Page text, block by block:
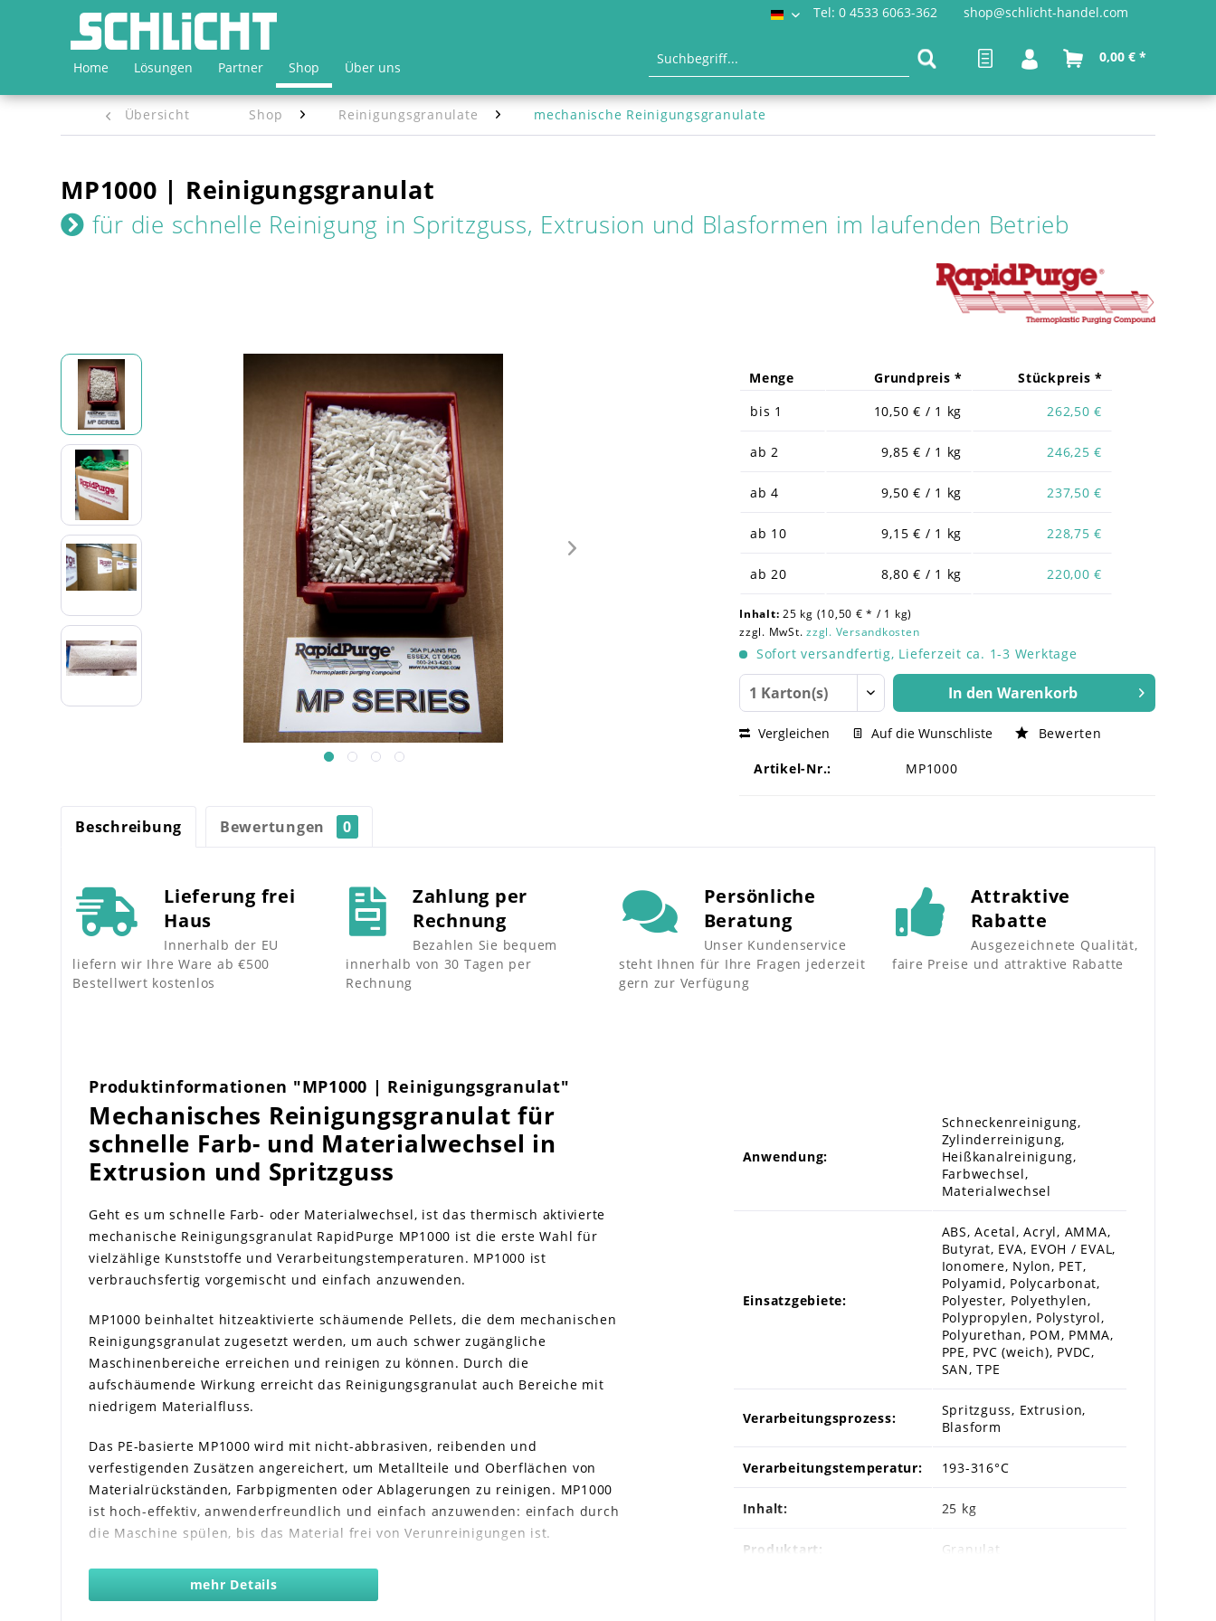
DE Tel: 0 4533 6063-362 shop@schlicht-handel.com
0,00 € *
Home Lösungen Partner Shop Über uns
Übersicht Shop Reinigungsgranulate mechanische Reinigungsgranulate
MP1000 | Reinigungsgranulat
für die schnelle Reinigung in Spritzguss, Extrusion und Blasformen im laufenden Betrieb
Menge Grundpreis *
Stückpreis *
bis 1 10,50 € / 1 kg 262,50 €
ab2 9,85 € / 1 kg 246,25 €
ab4 9,50 € / 1 kg 237,50 €
ab 10 9,15 € / 1 kg 228,75 €
ab20 8,80 € / 1 kg 220,00 €
Inhalt:25 kg (10,50 € * / 1 kg)
zzgl. MwSt.zzgl. Versandkosten
Sofort versandfertig, Lieferzeit ca. 1-3 Werktage
In den Warenkorb
Vergleichen Auf die Wunschliste Bewerten
Artikel-Nr.: MP1000
Beschreibung Bewertungen 0
Lieferung frei
Haus
Innerhalb der EU
liefern wir Ihre Ware ab €500
Bestellwert kostenlos
Zahlung per
Rechnung
Bezahlen Sie bequem
innerhalb von 30 Tagen per
Rechnung
Persönliche
Beratung
Unser Kundenservice
steht Ihnen für Ihre Fragen jederzeit
gern zur Verfügung
Attraktive
Rabatte
Ausgezeichnete Qualität,
faire Preise und attraktive Rabatte
Produktinformationen "MP1000 | Reinigungsgranulat"
Mechanisches Reinigungsgranulat für
schnelle Farb- und Materialwechsel in
Extrusion und Spritzguss
Geht es um schnelle Farb- oder Materialwechsel, ist das thermisch aktivierte
mechanische Reinigungsgranulat RapidPurge MP1000 ist die erste Wahl für
vielzählige Kunststoffe und Verarbeitungstemperaturen. MP1000 ist
verbrauchsfertig vorgemischt und einfach anzuwenden.
MP1000 beinhaltet hitzeaktivierte schäumende Pellets, die dem mechanischen
Reinigungsgranulat zugesetzt werden, um auch schwer zugängliche
Maschinenbereiche erreichen und reinigen zu können. Durch die
aufschäumende Wirkung erreicht das Reinigungsgranulat auch Bereiche mit
niedrigem Materialfluss.
Das PE-basierte MP1000 wird mit nicht-abbrasiven, reibenden und
verfestigenden Zusätzen angereichert, um Metallteile und Oberflächen von
Materialrückständen, Farbpigmenten oder Ablagerungen zu reinigen. MP1000
ist hoch-effektiv, anwenderfreundlich und einfach anzuwenden: einfach durch
die Maschine spülen, bis das Material frei von Verunreinigungen ist.
Mechanische Reinigungsgranulate von RapidPurge sind die kostengünstige
Alternative für schnelle, einfache und generelle Reinigungsanwendungen und
Anwendung:
Schneckenreinigung,
Zylinderreinigung,
Heißkanalreinigung,
Farbwechsel,
Materialwechsel
Einsatzgebiete:
ABS, Acetal, Acryl, AMMA,
Butyrat, EVA, EVOH / EVAL,
Ionomere, Nylon, PET,
Polyamid, Polycarbonat,
Polyester, Polyethylen,
Polypropylen, Polystyrol,
Polyurethan, POM, PMMA,
PPE, PVC (weich), PVDC,
SAN, TPE
Verarbeitungsprozess:
Spritzguss, Extrusion,
Blasform
Verarbeitungstemperatur: 193-316°C
Inhalt: 25 kg
Produktart: Granulat
mehr Details